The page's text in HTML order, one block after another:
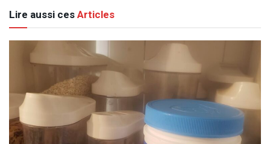
Lire aussi cesArticles